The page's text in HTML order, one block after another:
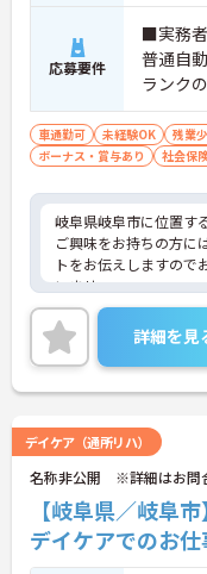
応募要件
■実務
普通自
ランク
車通勤可 未経験OK 残業
ボーナス・賞与あり
社会保
岐阜県岐阜市に位置す
ご興味をお持ちの方に
トをお伝えしますので
いませ。
詳細を見
デイケア（通所リハ）
名称非公開 ※詳細はお問
【岐阜県／岐阜
デイケアでのお仕